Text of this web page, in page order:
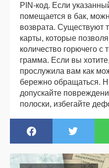
PIN-код. Если
помещается в бак,
возврата. Существуют
карты, которые
количество горючего с
грамма. Если вы
прослужила вам как
бережно обращаться.
допускайте
полоски, избегайте